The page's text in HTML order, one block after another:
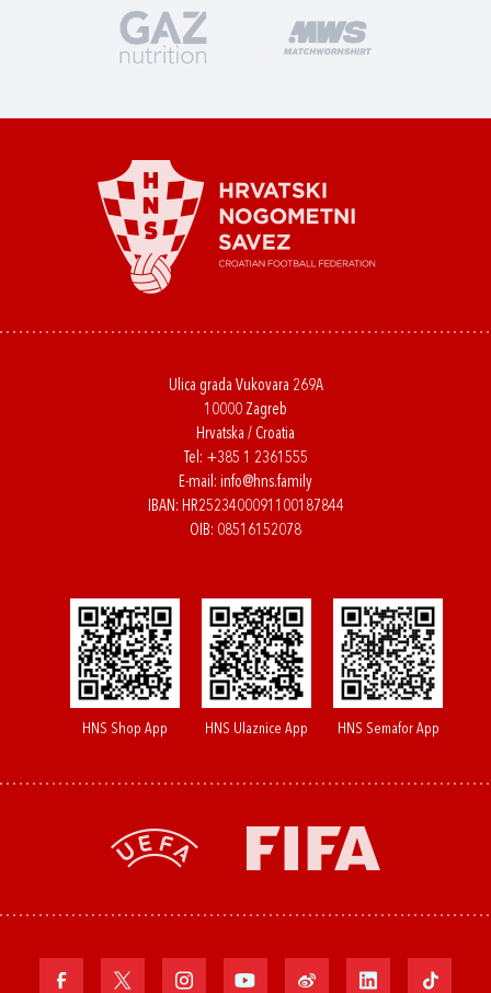
Ulica grada Vukovara 269A
10000 Zagreb
Hrvatska / Croatia
Tel: +385 1 2361555
E-mail: info@hns.family
IBAN: HR2523400091100187844
OIB: 08516152078
HNS Shop App HNS Ulaznice App HNS Semafor App